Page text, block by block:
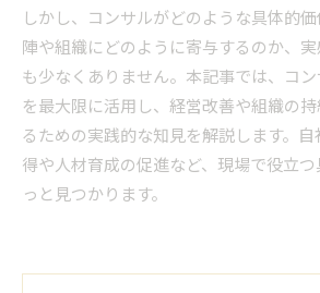
しかし、コンサルがどのような具体的
陣や組織にどのように寄与するのか、
も少なくありません。本記事では、コ
を最大限に活用し、経営改善や組織の
るための実践的な知見を解説します。
得や人材育成の促進など、現場で役立
っと見つかります。